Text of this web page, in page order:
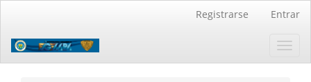
principal
Barra
Registrarse Entrar